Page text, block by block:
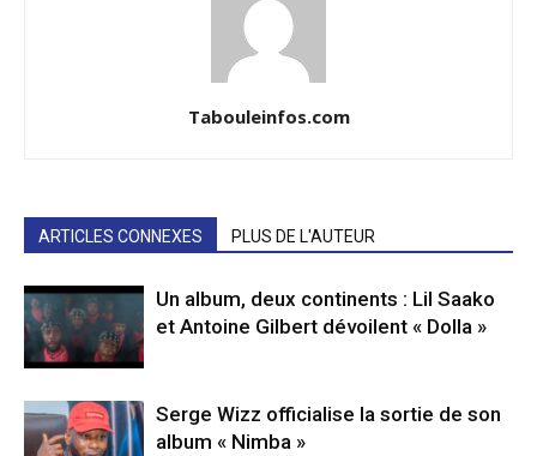
Tabouleinfos.com
ARTICLES CONNEXES PLUS DE L'AUTEUR
Un album, deux continents : Lil Saako
et Antoine Gilbert dévoilent « Dolla »
Serge Wizz officialise la sortie de son
album « Nimba »